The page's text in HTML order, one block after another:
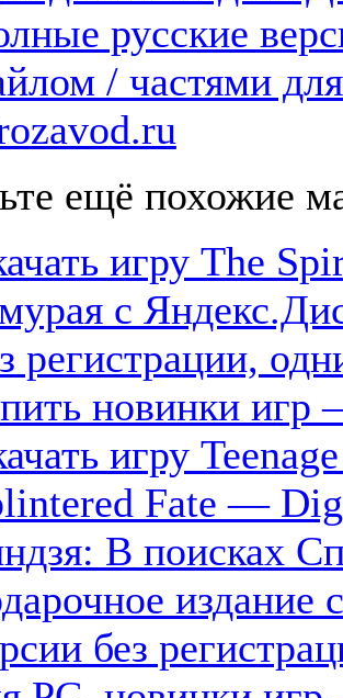
русские
/ частями
ещё похожие
игру The
с
регистрации,
новинки
игру
Fate —
В поисках
без